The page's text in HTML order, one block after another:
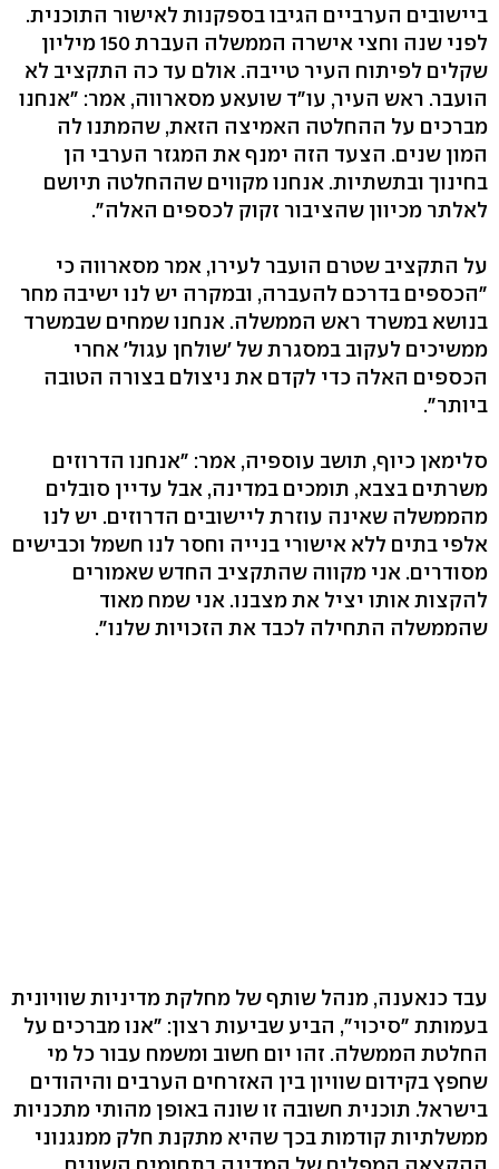
ביישובים הערביים הגיבו בספקנות לאישור התוכנית.
לפני שנה וחצי אישרה הממשלה העברת 150 מיליון
שקלים לפיתוח העיר טייבה. אולם עד כה התקציב לא
הועבר. ראש העיר, עו"ד שועאע מסארווה, אמר: "אנחנו
מברכים על ההחלטה האמיצה הזאת, שהמתנו לה
המון שנים. הצעד הזה ימנף את המגזר הערבי הן
בחינוך ובתשתיות. אנחנו מקווים שההחלטה תיושם
לאלתר מכיוון שהציבור זקוק לכספים האלה".
על התקציב שטרם הועבר לעירו, אמר מסארווה כי
"הכספים בדרכם להעברה, ובמקרה יש לנו ישיבה מחר
בנושא במשרד ראש הממשלה. אנחנו שמחים שבמשרד
ממשיכים לעקוב במסגרת של 'שולחן עגול' אחרי
הכספים האלה כדי לקדם את ניצולם בצורה הטובה
ביותר".
סלימאן כיוף, תושב עוספיה, אמר: "אנחנו הדרוזים
משרתים בצבא, תומכים במדינה, אבל עדיין סובלים
מהממשלה שאינה עוזרת ליישובים הדרוזים. יש לנו
אלפי בתים ללא אישורי בנייה וחסר לנו חשמל וכבישים
מסודרים. אני מקווה שהתקציב החדש שאמורים
להקצות אותו יציל את מצבנו. אני שמח מאוד
שהממשלה התחילה לכבד את הזכויות שלנו".
עבד כנאענה, מנהל שותף של מחלקת מדיניות שוויונית
בעמותת "סיכוי", הביע שביעות רצון: "אנו מברכים על
החלטת הממשלה. זהו יום חשוב ומשמח עבור כל מי
שחפץ בקידום שוויון בין האזרחים הערבים והיהודים
בישראל. תוכנית חשובה זו שונה באופן מהותי מתכניות
ממשלתיות קודמות בכך שהיא מתקנת חלק ממנגנוני